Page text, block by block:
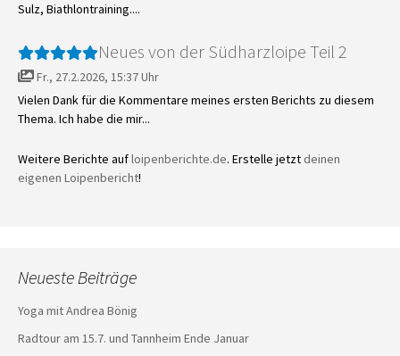
Sulz, Biathlontraining....
Neues von der Südharzloipe Teil 2
Fr., 27.2.2026, 15:37 Uhr
Vielen Dank für die Kommentare meines ersten Berichts zu diesem
Thema. Ich habe die mir...
Weitere Berichte aufloipenberichte.de. Erstelle jetzt deinen
eigenen Loipenbericht!
Neueste Beiträge
Yoga mit Andrea Bönig
Radtour am 15.7. und Tannheim Ende Januar